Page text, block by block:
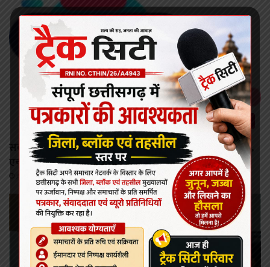
छत्तीसगढ़
सर्वाइकल कैंसर से बचाव की दिशा में छत्तीसगढ़ की बड़ी छलांग,
एचपीवी टीकाकरण अभियान को मिल रहा व्यापक जनसमर्थन
August 8, 2026